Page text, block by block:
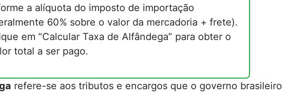
a alíquota do imposto de importação
60% sobre o valor da mercadoria + frete).
em “Calcular Taxa de Alfândega” para obter o
total a ser pago.
refere-se aos tributos e encargos que o governo brasileiro